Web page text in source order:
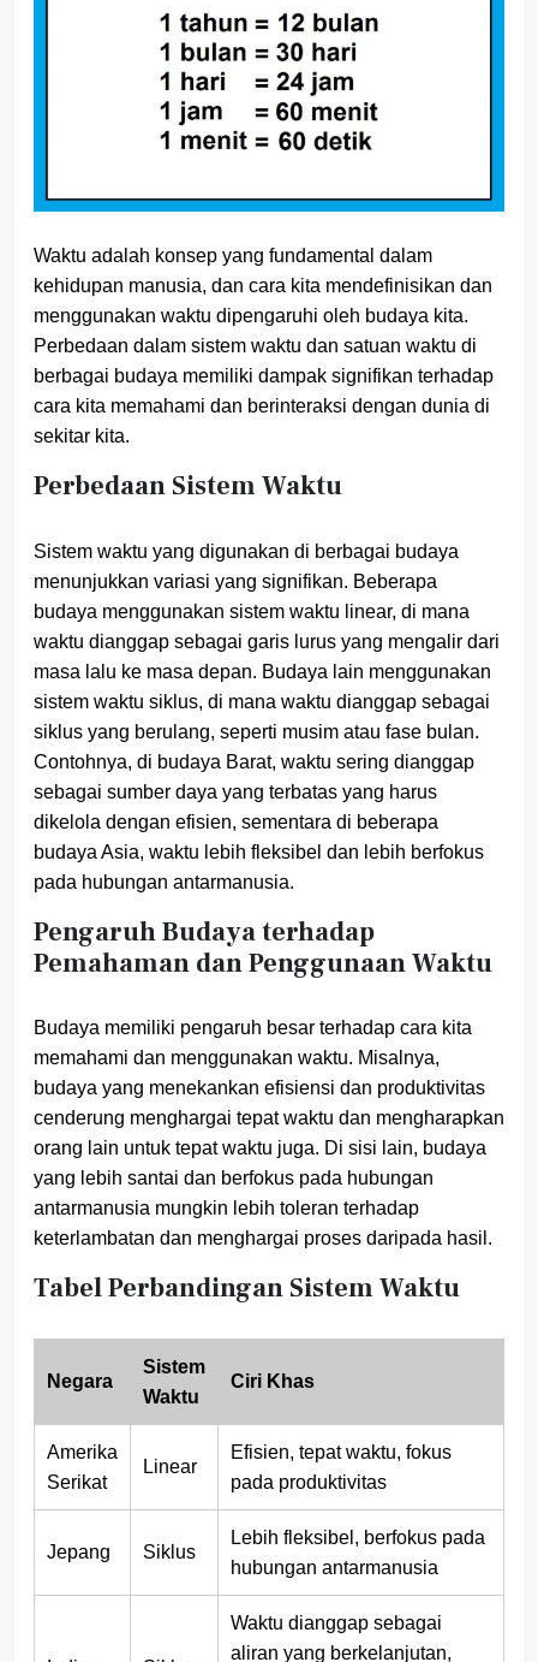
Waktu adalah konsep yang fundamental dalam
kehidupan manusia, dan cara kita mendefinisikan dan
menggunakan waktu dipengaruhi oleh budaya kita.
Perbedaan dalam sistem waktu dan satuan waktu di
berbagai budaya memiliki dampak signifikan terhadap
cara kita memahami dan berinteraksi dengan dunia di
sekitar kita.
Perbedaan Sistem Waktu
Sistem waktu yang digunakan di berbagai budaya
menunjukkan variasi yang signifikan. Beberapa
budaya menggunakan sistem waktu linear, di mana
waktu dianggap sebagai garis lurus yang mengalir dari
masa lalu ke masa depan. Budaya lain menggunakan
sistem waktu siklus, di mana waktu dianggap sebagai
siklus yang berulang, seperti musim atau fase bulan.
Contohnya, di budaya Barat, waktu sering dianggap
sebagai sumber daya yang terbatas yang harus
dikelola dengan efisien, sementara di beberapa
budaya Asia, waktu lebih fleksibel dan lebih berfokus
pada hubungan antarmanusia.
Pengaruh Budaya terhadap
Pemahaman dan Penggunaan Waktu
Budaya memiliki pengaruh besar terhadap cara kita
memahami dan menggunakan waktu. Misalnya,
budaya yang menekankan efisiensi dan produktivitas
cenderung menghargai tepat waktu dan mengharapkan
orang lain untuk tepat waktu juga. Di sisi lain, budaya
yang lebih santai dan berfokus pada hubungan
antarmanusia mungkin lebih toleran terhadap
keterlambatan dan menghargai proses daripada hasil.
Tabel Perbandingan Sistem Waktu
Negara
Sistem
Waktu
Ciri Khas
Amerika
Serikat
Linear
Efisien, tepat waktu, fokus
pada produktivitas
Jepang Siklus
Lebih fleksibel, berfokus pada
hubungan antarmanusia
Waktu dianggap sebagai
aliran yang berkelanjutan,